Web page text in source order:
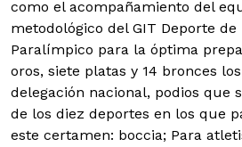
como el acompañamiento del
metodológico del GIT Deporte de
Paralímpico para la óptima
oros, siete platas y 14 bronces
delegación nacional, podios que
de los diez deportes en los que
este certamen: boccia; Para